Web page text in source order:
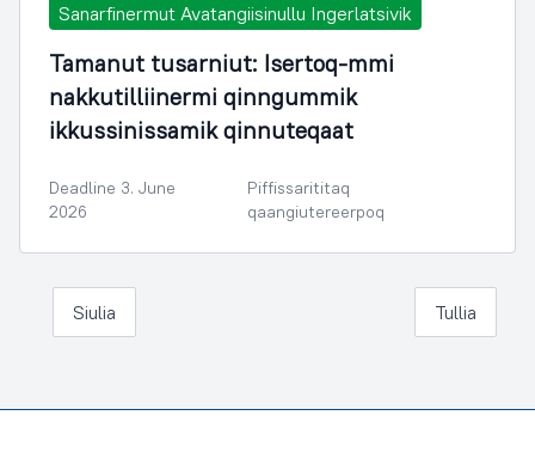
Sanarfinermut Avatangiisinullu Ingerlatsivik
Tamanut tusarniut: Isertoq-mmi
nakkutilliinermi qinngummik
ikkussinissamik qinnuteqaat
Deadline 3. June
2026
Piffissarititaq
qaangiutereerpoq
Siulia Tullia